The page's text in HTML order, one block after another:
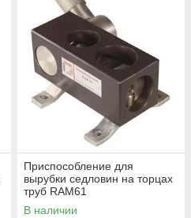
Приспособление для
вырубки седловин на торцах
труб RAM61
В наличии